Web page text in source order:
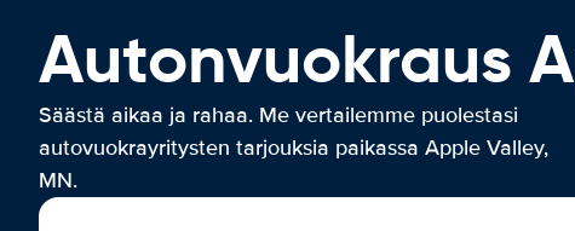
Autonvuokraus
Säästä aikaa ja rahaa. Me vertailemme puolestasi
autovuokrayritysten tarjouksia paikassa Apple Valley,
MN.